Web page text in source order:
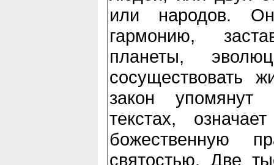
или народов.
гармонию,
планеты,
сосуществовать
закон
текстах,
божественную
святостью. Две